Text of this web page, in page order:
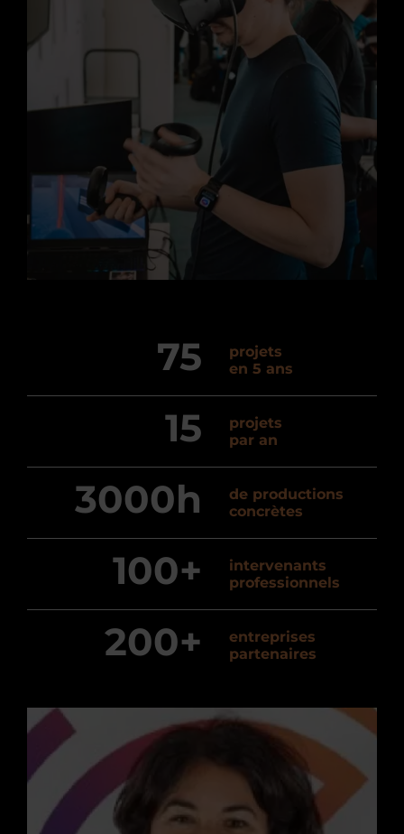
75
projets
en 5 ans
15
projets
par an
3000h
de productions
concrètes
100+
intervenants
professionnels
200+
entreprises
partenaires